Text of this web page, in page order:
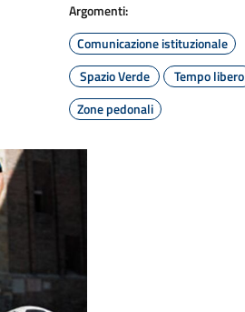
Argomenti:
Comunicazione istituzionale
Spazio Verde
Tempo libero
Zone pedonali